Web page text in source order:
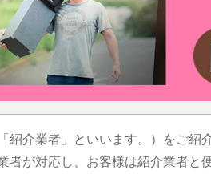
介業者」といいます。）をご紹
が対応し、お客様は紹介業者と